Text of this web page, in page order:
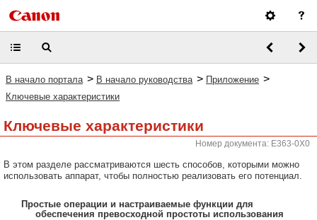
В начало портала > В начало руководства > Приложение >
Ключевые характеристики
Ключевые характеристики
Номер документа: E363-0X0
В этом разделе рассматриваются шесть способов, которыми можно
использовать аппарат, чтобы полностью реализовать его потенциал.
Простые операции и настраиваемые функции для
обеспечения превосходной простоты использования